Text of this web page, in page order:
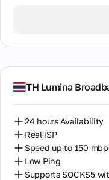
TH Lumina
24 hours Availability
Real ISP
Speed up to 150
Low Ping
Supports SOCKS5